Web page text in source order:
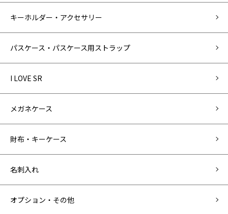
キーホルダー・アクセサリー
パスケース・パスケース用ストラップ
I LOVE SR
メガネケース
財布・キーケース
名刺入れ
オプション・その他